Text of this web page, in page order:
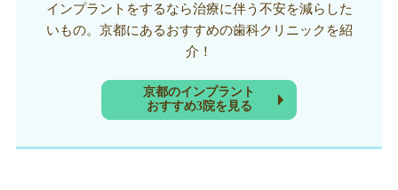
インプラントをするなら治療に伴う不安を減らした
いもの。京都にあるおすすめの歯科クリニックを紹
介！
京都のインプラント
おすすめ3院を見る